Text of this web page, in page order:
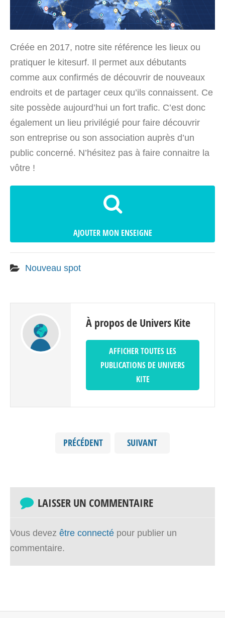
Créée en 2017, notre site référence les lieux ou
pratiquer le kitesurf. Il permet aux débutants
comme aux confirmés de découvrir de nouveaux
endroits et de partager ceux qu’ils connaissent. Ce
site possède aujourd’hui un fort trafic. C’est donc
également un lieu privilégié pour faire découvrir
son entreprise ou son association auprès d’un
public concerné. N’hésitez pas à faire connaitre la
vôtre !
AJOUTER MON ENSEIGNE
Nouveau spot
À propos de Univers Kite
AFFICHER TOUTES LES
PUBLICATIONS DE UNIVERS
KITE
PRÉCÉDENT SUIVANT
LAISSER UN COMMENTAIRE
Vous devez être connecté pour publier un
commentaire.